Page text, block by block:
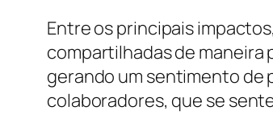
Entre os principais
compartilhadas de maneira
gerando um sentimento de
colaboradores, que se